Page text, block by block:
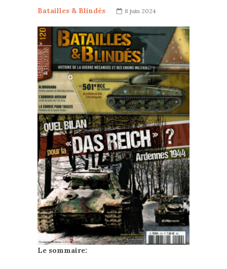
Batailles & Blindés 8 juin 2024
Le sommaire: